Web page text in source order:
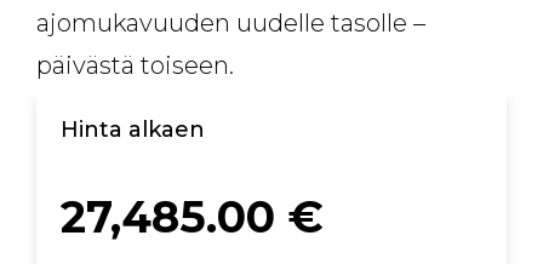
ajomukavuuden uudelle tasolle –
päivästä toiseen.
Hinta alkaen
27,485.00 €